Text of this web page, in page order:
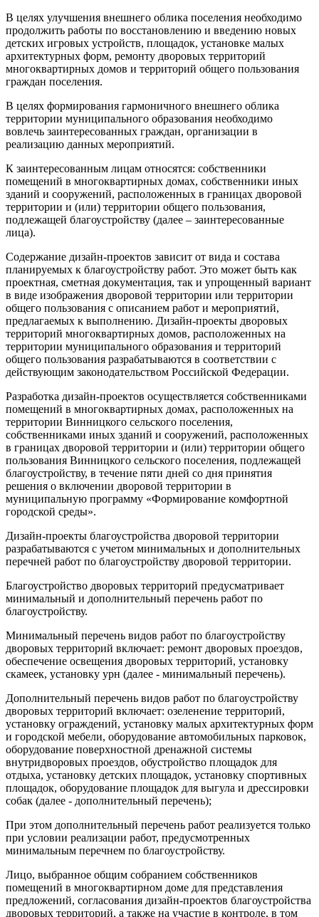
В целях улучшения внешнего облика поселения необходимо
продолжить работы по восстановлению и введению новых
детских игровых устройств, площадок, установке малых
архитектурных форм, ремонту дворовых территорий
многоквартирных домов и территорий общего пользования
граждан поселения.
В целях формирования гармоничного внешнего облика
территории муниципального образования необходимо
вовлечь заинтересованных граждан, организации в
реализацию данных мероприятий.
К заинтересованным лицам относятся: собственники
помещений в многоквартирных домах, собственники иных
зданий и сооружений, расположенных в границах дворовой
территории и (или) территории общего пользования,
подлежащей благоустройству (далее – заинтересованные
лица).
Содержание дизайн-проектов зависит от вида и состава
планируемых к благоустройству работ. Это может быть как
проектная, сметная документация, так и упрощенный вариант
в виде изображения дворовой территории или территории
общего пользования с описанием работ и мероприятий,
предлагаемых к выполнению. Дизайн-проекты дворовых
территорий многоквартирных домов, расположенных на
территории муниципального образования и территорий
общего пользования разрабатываются в соответствии с
действующим законодательством Российской Федерации.
Разработка дизайн-проектов осуществляется собственниками
помещений в многоквартирных домах, расположенных на
территории Винницкого сельского поселения,
собственниками иных зданий и сооружений, расположенных
в границах дворовой территории и (или) территории общего
пользования Винницкого сельского поселения, подлежащей
благоустройству, в течение пяти дней со дня принятия
решения о включении дворовой территории в
муниципальную программу «Формирование комфортной
городской среды».
Дизайн-проекты благоустройства дворовой территории
разрабатываются с учетом минимальных и дополнительных
перечней работ по благоустройству дворовой территории.
Благоустройство дворовых территорий предусматривает
минимальный и дополнительный перечень работ по
благоустройству.
Минимальный перечень видов работ по благоустройству
дворовых территорий включает: ремонт дворовых проездов,
обеспечение освещения дворовых территорий, установку
скамеек, установку урн (далее - минимальный перечень).
Дополнительный перечень видов работ по благоустройству
дворовых территорий включает: озеленение территорий,
установку ограждений, установку малых архитектурных форм
и городской мебели, оборудование автомобильных парковок,
оборудование поверхностной дренажной системы
внутридворовых проездов, обустройство площадок для
отдыха, установку детских площадок, установку спортивных
площадок, оборудование площадок для выгула и дрессировки
собак (далее - дополнительный перечень);
При этом дополнительный перечень работ реализуется только
при условии реализации работ, предусмотренных
минимальным перечнем по благоустройству.
Лицо, выбранное общим собранием собственников
помещений в многоквартирном доме для представления
предложений, согласования дизайн-проектов благоустройства
дворовых территорий, а также на участие в контроле, в том